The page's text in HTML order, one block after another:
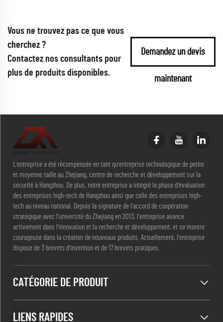
Vous ne trouvez pas ce que vous
cherchez ?
Contactez nos consultants pour
plus de produits disponibles.
Demandez un devis
maintenant
L'entreprise a été récompensée en tant qu'entreprise technologique de petite
et moyenne taille au Zhejiang, centre de recherche et développement sur la
sécurité à Hangzhou. De plus, notre entreprise a intégré la phase d'évaluation
des entreprises high-tech de Hangzhou ainsi que celle des entreprises high-
tech au niveau national. Depuis la signature de l'accord de coopération
stratégique avec l'université du Zhejiang en 2013, l'entreprise avance
activement dans l'innovation et la recherche et développement, et se montre
courageuse dans la création de nouveaux produits. Actuellement, l'entreprise
dispose de 3 brevets d'invention et de 17 brevets pratiques.
CATÉGORIE DE PRODUIT
LIENS RAPIDES